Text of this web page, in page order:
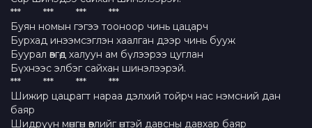
*** *** *** ***
Буян номын гэгээ тооноор чинь цацарч
Бурхад инээмсэглэн хаалган дээр чинь бууж
Буурал өвгөд халуун ам бүлээрээ цуглан
Бүхнээс элбэг сайхан шинэлээрэй.
*** *** *** ***
Шижир цацрагт нараа дэлхий тойрч нас нэмсний дан
баяр
Шидрүүн мөнгөн өвлийг өнтэй давсны давхар баяр